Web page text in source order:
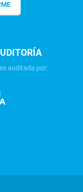
auditada por: